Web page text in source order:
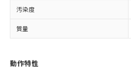
汚染度
質量
動作特性
示しないようお願い
マイパーツ機能（部
ビス）をご利用いた
メンバーズにご登録
部品在庫の切り替え状況な
月が前後することがありま
「10」：通常の使用状況
質が外部に漏えいし、環境
及ぼさない年数を意味しま
該第三者に通知しま
販売先および販売に
法に輸出するおそれが
り引きをいたしません
受注生産機種、
情報を公開してい